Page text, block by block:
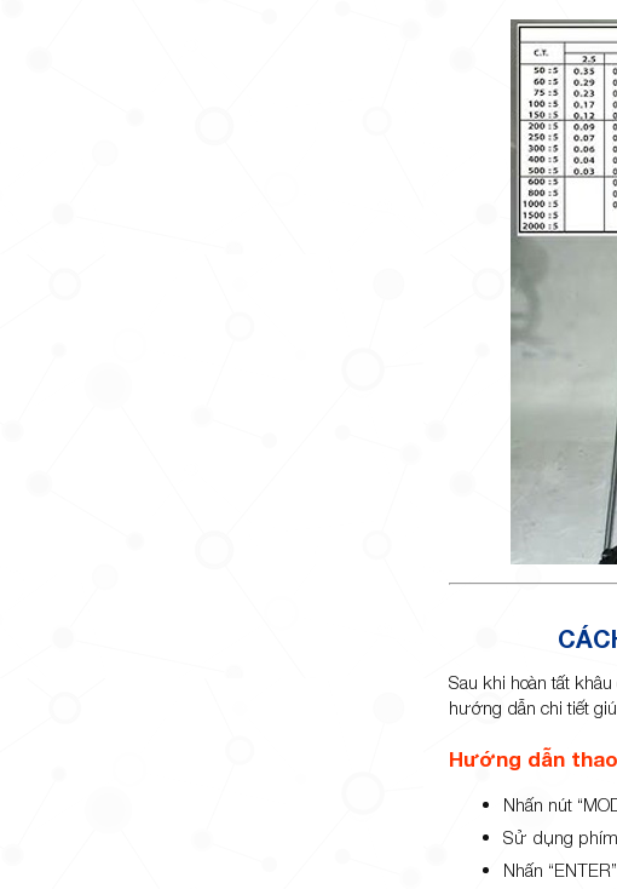
Sau khi hoàn tất
hướng dẫn chi tiết
Hướng dẫn
Nhấn nút
Sử dụng phím
Nhấn